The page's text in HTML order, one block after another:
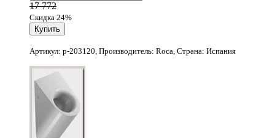
17 772
Скидка 24%
Артикул: p-203120, Производитель: Roca, Страна: Испания